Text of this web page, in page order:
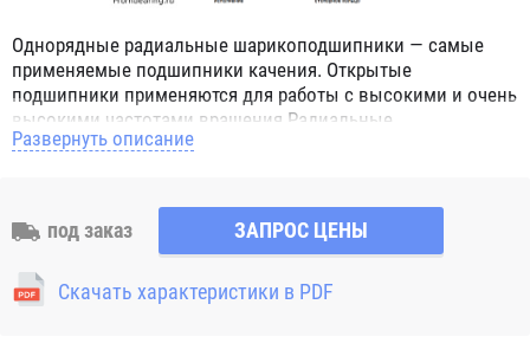
Однорядные радиальные шарикоподшипники — самые
применяемые подшипники качения. Открытые
подшипники применяются для работы с высокими и очень
высокими частотами вращения.Радиальные
шарикоподшипники обозначением 2Z ZZ с обеих сторон
обозначением 2RS 2RS1 2RSH 2RSR имеют с обеих сторон
контактные уплотнения из бутадиен-нитрильного каучука
(NBR) и пригодны для средних частот вращения. Также
поставляются подшипники с бесконтактными
Развернуть описание
под заказ ЗАПРОС ЦЕНЫ
Скачать характеристики в PDF